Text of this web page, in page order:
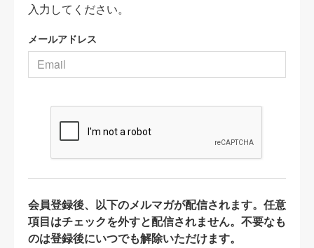
入力してください。
メールアドレス
会員登録後、以下のメルマガが配信されます。任意
項目はチェックを外すと配信されません。不要なも
のは登録後にいつでも解除いただけます。